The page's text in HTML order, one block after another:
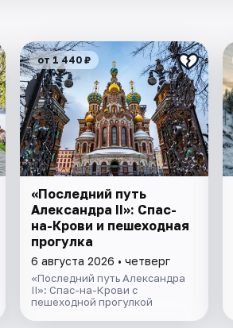
от 1 440 ₽
«Последний путь
Александра II»: Спас-
на-Крови и пешеходная
прогулка
6 августа 2026 • четверг
«Последний путь Александра
II»: Спас-на-Крови с
пешеходной прогулкой